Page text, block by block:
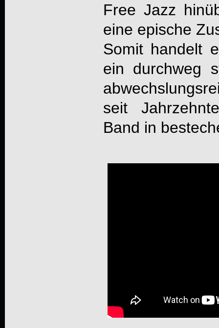
Free Jazz
eine epische
Somit handelt
ein durchweg
seit
Band in